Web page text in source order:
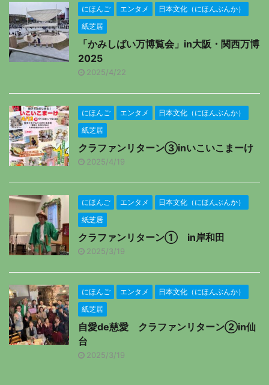
にほんご エンタメ
日本文化（にほんぶんか）
紙芝居
「かみしばい万博覧会」in大阪・関西万博
2025
2025/4/22
にほんご エンタメ
日本文化（にほんぶんか）
紙芝居
クラファンリターン③inいこいこまーけ
2025/4/19
にほんご エンタメ
日本文化（にほんぶんか）
紙芝居
クラファンリターン① in岸和田
2025/3/19
にほんご エンタメ
日本文化（にほんぶんか）
紙芝居
自愛de慈愛 クラファンリターン②in仙
台
2025/3/19